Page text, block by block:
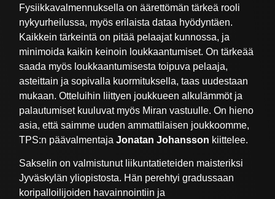
Fysiikkavalmennuksella on äärettömän tärkeä rooli
nykyurheilussa, myös erilaista dataa hyödyntäen.
Kaikkein tärkeintä on pitää pelaajat kunnossa, ja
minimoida kaikin keinoin loukkaantumiset. On tärkeää
saada myös loukkaantumisesta toipuva pelaaja,
asteittain ja sopivalla kuormituksella, taas uudestaan
mukaan. Otteluihin liittyen joukkueen alkulämmöt ja
palautumiset kuuluvat myös Miran vastuulle. On hieno
asia, että saimme uuden ammattilaisen joukkoomme,
TPS:n päävalmentajaJonatan Johansson kiittelee.
Sakselin on valmistunut liikuntatieteiden maisteriksi
Jyväskylän yliopistosta. Hän perehtyi gradussaan
koripalloilijoiden havainnointiin ja